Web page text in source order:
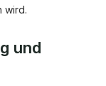
wird.
und